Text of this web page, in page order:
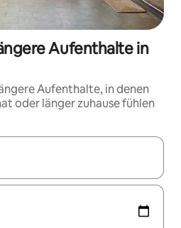
Aufenthalte in
Aufenthalte, in denen
oder länger zuhause fühlen
sind, navigiere mit den